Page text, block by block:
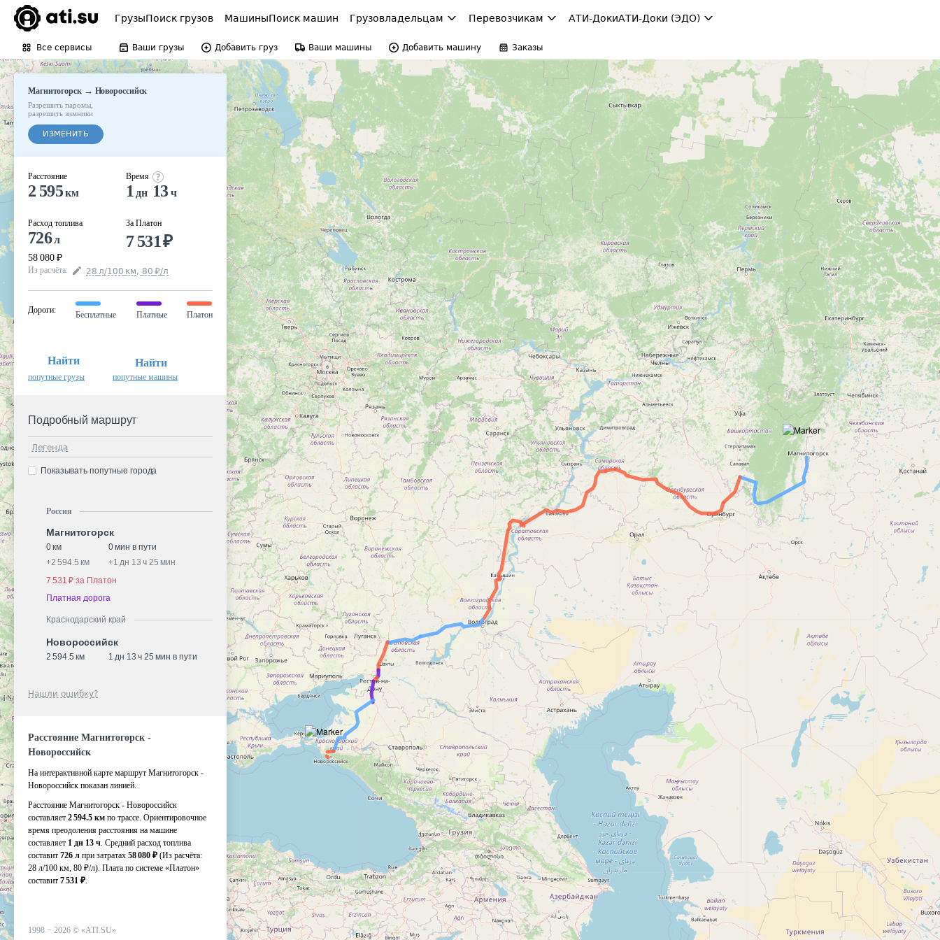
ГрузыПоиск грузов МашиныПоиск машин Грузовладельцам Перевозчикам АТИ-ДокиАТИ-Доки (ЭДО)
Все сервисы Ваши грузы Добавить груз Ваши машины Добавить машину Заказы
Магнитогорск→ Новороссийск
Разрешить паромы
разрешить зимники
ИЗМЕНИТЬ
Расстояние
2 595км
Расход топлива
726л
58 080 ₽
Время
1 дн 13ч
За Платон
7 531₽
Из расчёта: 28 л/100 км, 80 ₽/л
Дороги:
Бесплатные Платные Платон
Найти
попутные грузы
Найти
попутные машины
Подробный маршрут
Легенда
Показывать попутные города
Россия
Магнитогорск
0 км
0 мин в пути
+2 594.5 км +1 дн 13 ч 25 мин
7 531 ₽ за Платон
Платная дорога
Краснодарский край
Новороссийск
2 594.5 км 1 дн 13 ч 25 мин в пути
Нашли ошибку?
Расстояние Магнитогорск -
Новороссийск
На интерактивной карте маршрут Магнитогорск -
Новороссийск показан линией.
Расстояние Магнитогорск - Новороссийск
составляет 2 594.5 км по трассе. Ориентировочное
время преодоления расстояния на машине
составляет 1 дн 13 ч. Средний расход топлива
составит 726 л при затратах 58 080 ₽ (Из расчёта:
28 л/100 км, 80 ₽/л). Плата по системе «Платон»
составит 7 531 ₽.
1998 − 2026 © «ATI.SU»